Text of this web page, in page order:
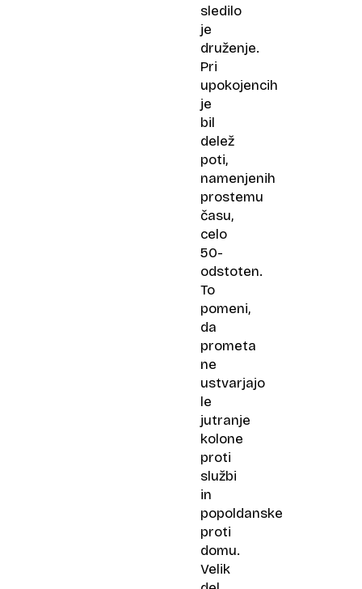
sledilo
je
druženje.
Pri
upokojencih
je
bil
delež
poti,
namenjenih
prostemu
času,
celo
50-
odstoten.
To
pomeni,
da
prometa
ne
ustvarjajo
le
jutranje
kolone
proti
službi
in
popoldanske
proti
domu.
Velik